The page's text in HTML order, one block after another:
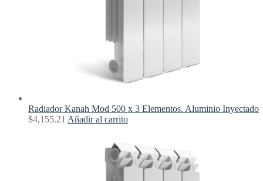
Radiador Kanah Mod 500 x 3 Elementos. Aluminio Inyectado
$4,155.21 Añadir al carrito